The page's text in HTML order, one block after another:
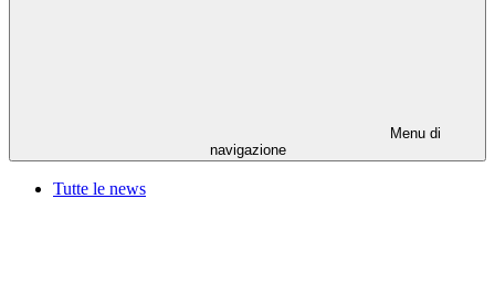
Menu di
navigazione
Tutte le news